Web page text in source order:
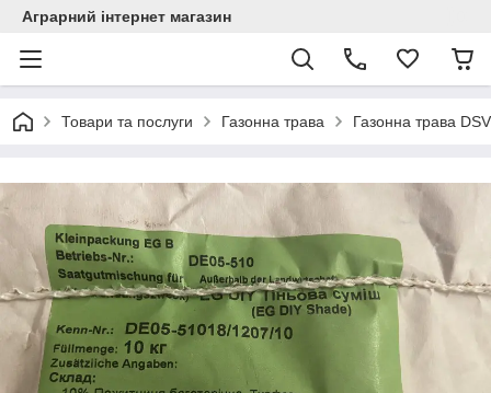
Аграрний інтернет магазин
Товари та послуги Газонна трава Газонна трава